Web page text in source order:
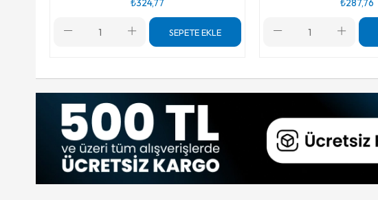
₺324,77
SEPETE EKLE
₺287,76